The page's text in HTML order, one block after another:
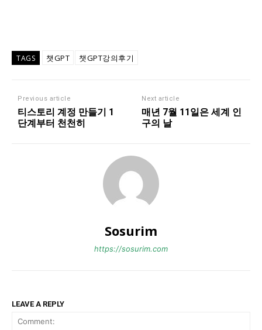
TAGS 챗GPT 챗GPT강의후기
Previous article
티스토리 계정 만들기 1
단계부터 천천히
Next article
매년 7월 11일은 세계 인
구의 날
Sosurim
https://sosurim.com
LEAVE A REPLY